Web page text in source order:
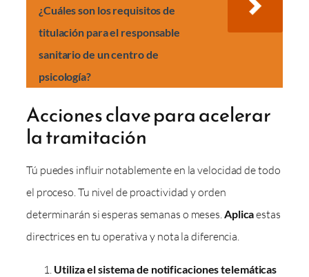
¿Cuáles son los requisitos de
titulación para el responsable
sanitario de un centro de
psicología?
Acciones clave para acelerar
la tramitación
Tú puedes influir notablemente en la velocidad de todo
el proceso. Tu nivel de proactividad y orden
determinarán si esperas semanas o meses.Aplicaestas
directrices en tu operativa y nota la diferencia.
Utiliza el sistema de notificaciones telemáticas